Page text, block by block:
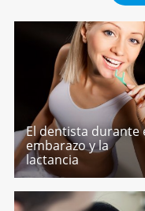
El dentista durante
embarazo y la
lactancia